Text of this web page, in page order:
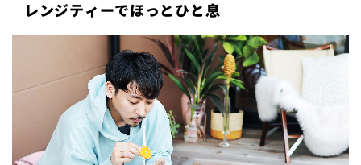
レンジティーでほっとひと息